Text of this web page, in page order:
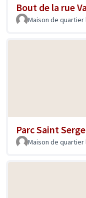
Bout de la rue
Maison de quartier
Parc Saint Serge
Maison de quartier